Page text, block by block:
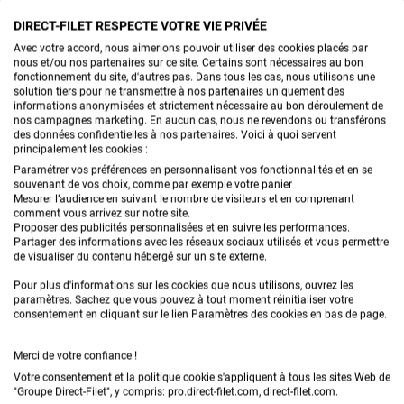
ronde et des films d’enrubannage, ces
accessoires garantissent un maintien optimal
des bâches et du fourrage, facilitent le
stockage extérieur et prolongent la
conservation des récoltes.
Le choix entre filet et film dépend du type de
récolte et du mode de stockage. Le filet round
baller est idéal pour les balles de foin ou de
paille destinées à être stockées à l’extérieur ou
sous abri, tandis que le film enrubannage est
recommandé pour les fourrages humides
de nombreuses exploitations, ces deux
solutions se combinent parfaitement : le filet
C’EST QUOI UN
ROUND BALLER ?
Unround ballerest une presse agricole utilisée pour
former desballes rondes de foin, de paille ou
d’ensilage.Contrairement aux presses
traditionnelles, il combine le pressage et le liage
automatique pour créer des balles cylindriques
denses et homogènes, faciles à manipuler et à
stocker. Selon les modèles, le round baller peut être
utilisé avec desfilets pour balle ronde, des ficelles
de liage pour presse à balle ronde
agricoles choisissent souvent le round baller pour
Lire la suite
DIRECT-FILET RESPECTE VOTRE VIE PRIVÉE
Avec votre accord, nous aimerions pouvoir utiliser des cookies placés par
nous et/ou nos partenaires sur ce site. Certains sont nécessaires au bon
fonctionnement du site, d'autres pas. Dans tous les cas, nous utilisons une
solution tiers pour ne transmettre à nos partenaires uniquement des
informations anonymisées et strictement nécessaire au bon déroulement de
nos campagnes marketing. En aucun cas, nous ne revendons ou transférons
des données confidentielles à nos partenaires. Voici à quoi servent
principalement les cookies :
Paramétrer vos préférences en personnalisant vos fonctionnalités et en se
souvenant de vos choix, comme par exemple votre panier
Mesurer l’audience en suivant le nombre de visiteurs et en comprenant
comment vous arrivez sur notre site.
Proposer des publicités personnalisées et en suivre les performances.
Partager des informations avec les réseaux sociaux utilisés et vous permettre
de visualiser du contenu hébergé sur un site externe.
Pour plus d'informations sur les cookies que nous utilisons, ouvrez les
paramètres. Sachez que vous pouvez à tout moment réinitialiser votre
consentement en cliquant sur le lien Paramètres des cookies en bas de page.
Merci de votre confiance !
Votre consentement et la politique cookie s'appliquent à tous les sites Web de
"Groupe Direct-Filet", y compris: pro.direct-filet.com, direct-filet.com.